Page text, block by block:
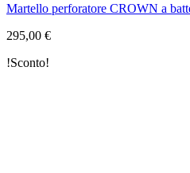
Martello perforatore CROWN a
295,00 €
!Sconto!